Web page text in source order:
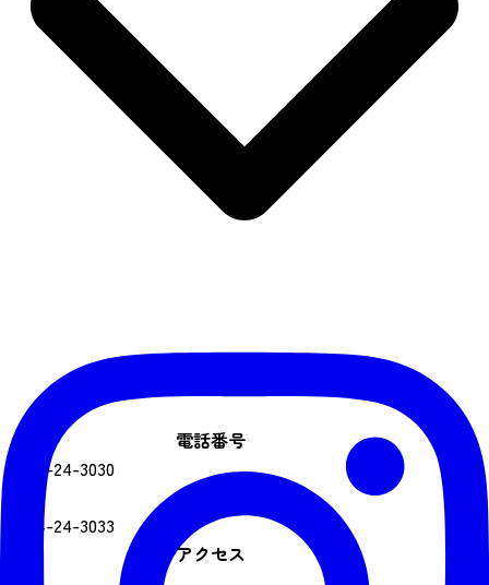
電話番号
0224-24-3030
FAX番号
0224-24-3033
アクセス